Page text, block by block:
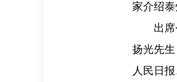
家介绍
出
扬光先
人民日